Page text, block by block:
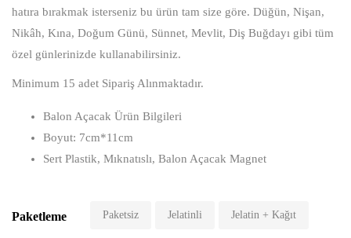
hatıra bırakmak isterseniz bu ürün tam size göre. Düğün, Nişan,
Nikâh, Kına, Doğum Günü, Sünnet, Mevlit, Diş Buğdayı gibi tüm
özel günlerinizde kullanabilirsiniz.
Minimum 15 adet Sipariş Alınmaktadır.
Balon Açacak Ürün Bilgileri
Boyut: 7cm*11cm
Sert Plastik, Mıknatıslı, Balon Açacak Magnet
Paketleme Paketsiz Jelatinli Jelatin + Kağıt